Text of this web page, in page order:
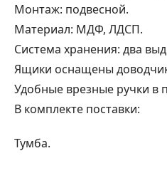
Монтаж: подвесной.
Материал: МДФ, ЛДСП.
Система хранения: два
Ящики оснащены
Удобные врезные ручки в
В комплекте поставки:
Тумба.